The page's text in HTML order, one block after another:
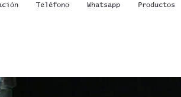
Teléfono Whatsapp Productos